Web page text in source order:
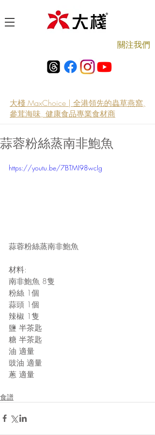
​關注我們
大棧 MaxChoice | 全港領先的蟲草燕窩,
參茸海味, 健康食品專業食材商
蒜蓉粉絲蒸南非鮑魚
https://youtu.be/7BTMI98wcIg
蒜蓉粉絲蒸南非鮑魚
材料:
南非鮑魚 8隻
粉絲 1個
蒜頭 1個
辣椒 1隻
鹽 半茶匙
糖 半茶匙
油 適量
豉油 適量
蔥 適量
食譜